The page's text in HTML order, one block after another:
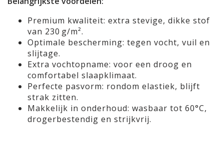
Premium kwaliteit: extra stevige, dikke stof
van 230 g/m².
Optimale bescherming: tegen vocht, vuil en
slijtage.
Extra vochtopname: voor een droog en
comfortabel slaapklimaat.
Perfecte pasvorm: rondom elastiek, blijft
strak zitten.
Makkelijk in onderhoud: wasbaar tot 60°C,
drogerbestendig en strijkvrij.